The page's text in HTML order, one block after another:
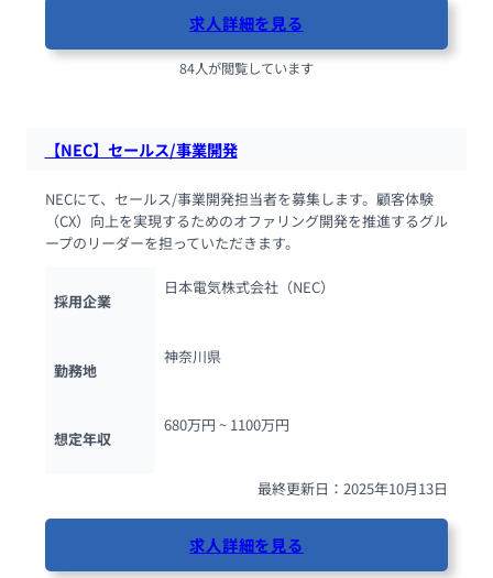
求人詳細を見る
84人が閲覧しています
【NEC】セールス/事業開発
NECにて、セールス/事業開発担当者を募集します。顧客体験
（CX）向上を実現するためのオファリング開発を推進するグル
ープのリーダーを担っていただきます。
採用企業
日本電気株式会社（NEC）
勤務地
神奈川県
想定年収
680万円 ~ 1100万円
最終更新日：2025年10月13日
求人詳細を見る